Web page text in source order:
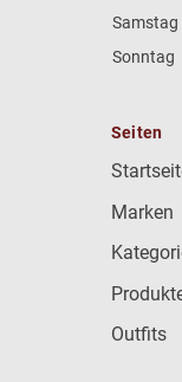
Samstag
Sonntag
Seiten
Marken
Outfits